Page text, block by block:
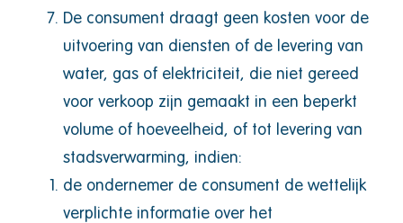
De consument draagt geen kosten voor de
uitvoering van diensten of de levering van
water, gas of elektriciteit, die niet gereed
voor verkoop zijn gemaakt in een beperkt
volume of hoeveelheid, of tot levering van
stadsverwarming, indien:
de ondernemer de consument de wettelijk
verplichte informatie over het